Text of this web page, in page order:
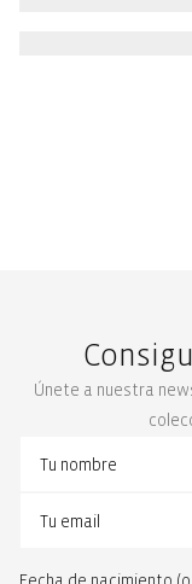
Únete a nuestra